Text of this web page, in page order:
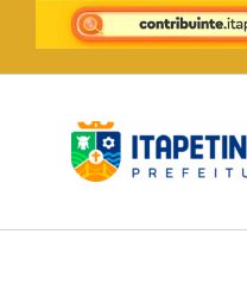
para
o
conteúdo